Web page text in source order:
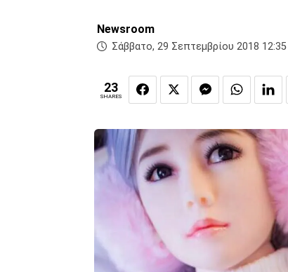
Newsroom
Σάββατο, 29 Σεπτεμβρίου 2018 12:35
23
SHARES